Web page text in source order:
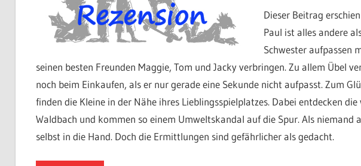
Dieser Beitrag
Paul ist alles andere
Schwester aufpassen
seinen besten Freunden Maggie, Tom und Jacky verbringen. Zu allem Übel
noch beim Einkaufen, als er nur gerade eine Sekunde nicht aufpasst. Zum
finden die Kleine in der Nähe ihres Lieblingsspielplatzes. Dabei entdecken
Waldbach und kommen so einem Umweltskandal auf die Spur. Als niemand
selbst in die Hand. Doch die Ermittlungen sind gefährlicher als gedacht.